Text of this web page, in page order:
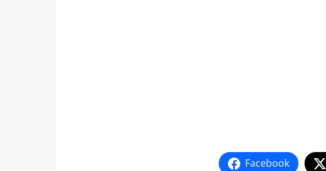
Facebook